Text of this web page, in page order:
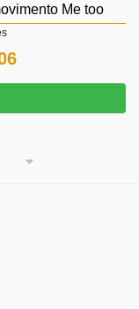
Me too
O
preço
atual